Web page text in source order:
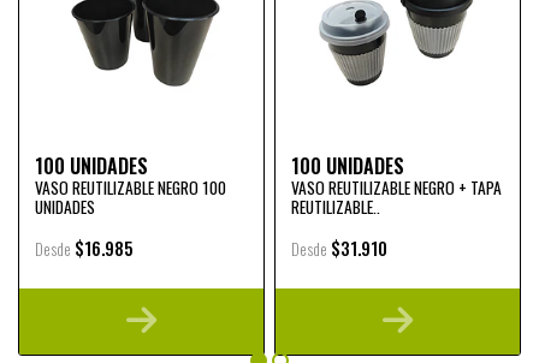
100 UNIDADES
VASO REUTILIZABLE NEGRO 100
UNIDADES
Desde $16.985
100 UNIDADES
VASO REUTILIZABLE NEGRO + TAPA
REUTILIZABLE..
Desde $31.910